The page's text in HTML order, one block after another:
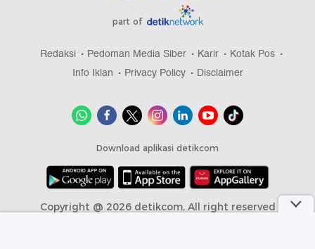
part of
Redaksi Pedoman Media Siber Karir
Kotak Pos
Info Iklan
Privacy Policy Disclaimer
Download aplikasi detikcom
Copyright @ 2026 detikcom, All right reserved